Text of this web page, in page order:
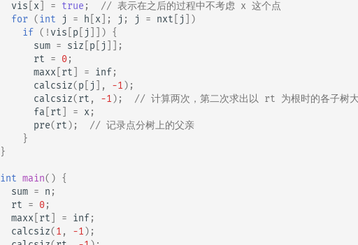
vis x = true ;
// 表示在之后的过程中不考虑 x 这个点
for (int j = h x ]; j ; j = nxt j
])
if ( ! vis p j ]]) {
sum = siz p j
]];
rt = 0;
maxx rt = inf;
calcsiz(p j ], -1);
calcsiz(rt , -1);
// 计算两次，第二次求出以 rt 为根时的各子树
fa rt = x;
pre(rt);
// 记录点分树上的父亲
}
}
int main() {
sum = n ;
rt = 0;
maxx rt = inf;
calcsiz(1 , -1);